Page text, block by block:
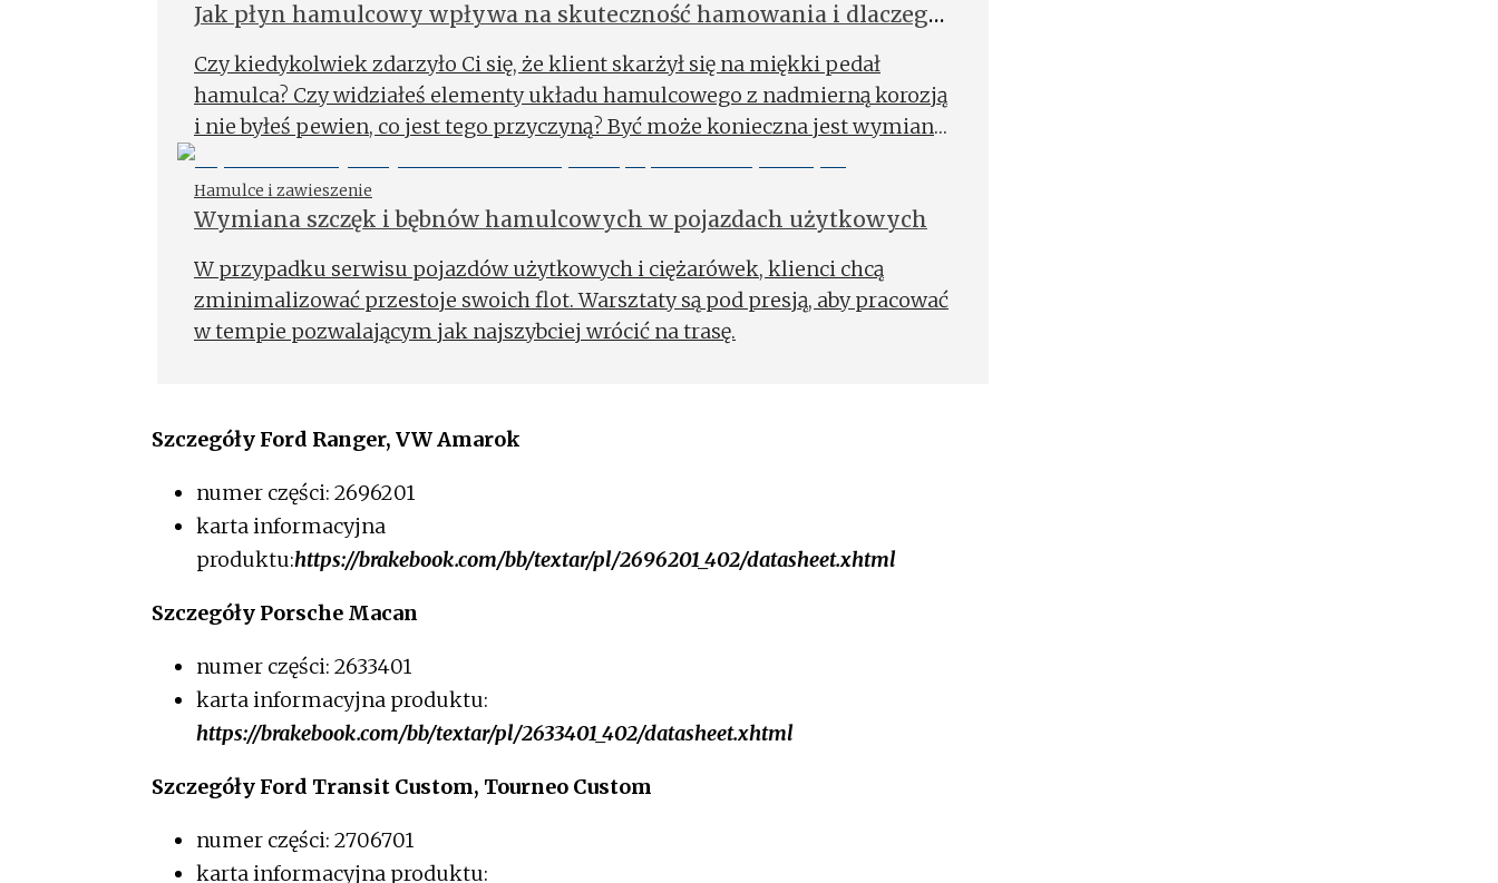
Jak płyn hamulcowy wpływa na skuteczność hamowania i dlaczego
Czy kiedykolwiek zdarzyło Ci się, że klient skarżył się na miękki pedał
hamulca? Czy widziałeś elementy układu hamulcowego z nadmierną korozją
i nie byłeś pewien, co jest tego przyczyną? Być może konieczna jest wymiana
płynu hamulcowego.
Hamulce i zawieszenie
Wymiana szczęk i bębnów hamulcowych w pojazdach użytkowych
W przypadku serwisu pojazdów użytkowych i ciężarówek, klienci chcą
zminimalizować przestoje swoich flot. Warsztaty są pod presją, aby pracować
w tempie pozwalającym jak najszybciej wrócić na trasę.
Szczegóły Ford Ranger, VW Amarok
numer części: 2696201
karta informacyjna
produktu:https://brakebook.com/bb/textar/pl/2696201_402/datasheet.xhtml
Szczegóły Porsche Macan
numer części: 2633401
karta informacyjna produktu​:
https://brakebook.com/bb/textar/pl/2633401_402/datasheet.xhtml
Szczegóły Ford Transit Custom, Tourneo Custom
numer części: 2706701
karta informacyjna produktu: